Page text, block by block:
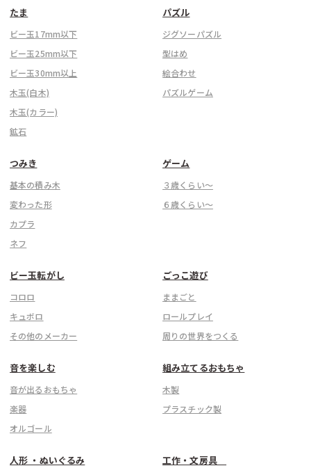
たま
ビー玉17mm以下
ビー玉25mm以下
ビー玉30mm以上
木玉(白木)
木玉(カラー)
鉱石
パズル
ジグソーパズル
型はめ
絵合わせ
パズルゲーム
つみき
基本の積み木
変わった形
カプラ
ネフ
ゲーム
３歳くらい〜
６歳くらい〜
ビー玉転がし
コロロ
キュボロ
その他のメーカー
ごっこ遊び
ままごと
ロールプレイ
周りの世界をつくる
音を楽しむ
音が出るおもちゃ
楽器
オルゴール
組み立てるおもちゃ
木製
プラスチック製
人形 ・ぬいぐるみ 工作・文房具